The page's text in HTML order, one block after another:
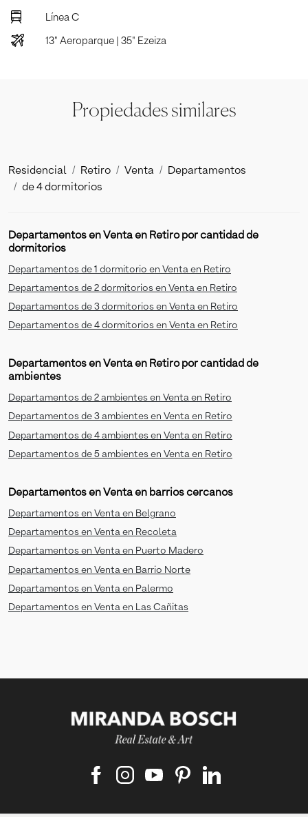
Línea C
13" Aeroparque | 35" Ezeiza
Propiedades similares
Residencial Retiro Venta
Departamentos
de 4 dormitorios
Departamentos en Venta en Retiro por cantidad de
dormitorios
Departamentos de 1 dormitorio en Venta en Retiro
Departamentos de 2 dormitorios en Venta en Retiro
Departamentos de 3 dormitorios en Venta en Retiro
Departamentos de 4 dormitorios en Venta en Retiro
Departamentos en Venta en Retiro por cantidad de
ambientes
Departamentos de 2 ambientes en Venta en Retiro
Departamentos de 3 ambientes en Venta en Retiro
Departamentos de 4 ambientes en Venta en Retiro
Departamentos de 5 ambientes en Venta en Retiro
Departamentos en Venta en barrios cercanos
Departamentos en Venta en Belgrano
Departamentos en Venta en Recoleta
Departamentos en Venta en Puerto Madero
Departamentos en Venta en Barrio Norte
Departamentos en Venta en Palermo
Departamentos en Venta en Las Cañitas